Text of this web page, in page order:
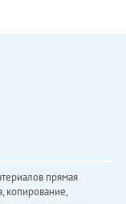
прямая
копирование,